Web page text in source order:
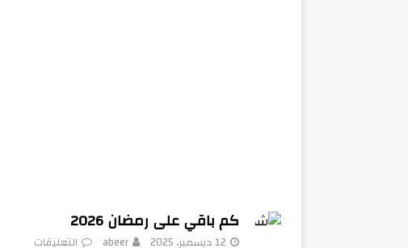
كم باقي على رمضان 2026
12 ديسمبر، 2025 abeer التعليقات